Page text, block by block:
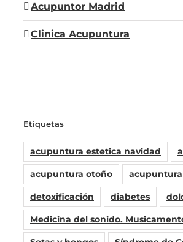
Acupuntor Madrid
Clinica Acupuntura
Etiquetas
acupuntura estetica navidad
acupuntura otoño
detoxificación diabetes
Medicina del sonido.